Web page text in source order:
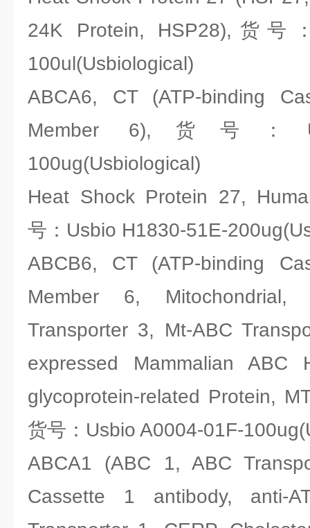
24K Protein, HSP28),货号
100ul(Usbiological)
ABCA6, CT (ATP-binding
Member 6),货号：
100ug(Usbiological)
Heat Shock Protein 27,
号：Usbio H1830-51E-
ABCB6, CT (ATP-binding
Member 6, Mitochondrial,
Transporter 3, Mt-ABC
expressed Mammalian ABC
glycoprotein-related Protein,
货号：Usbio A0004-01F-
ABCA1 (ABC 1, ABC
Cassette 1 antibody, anti-